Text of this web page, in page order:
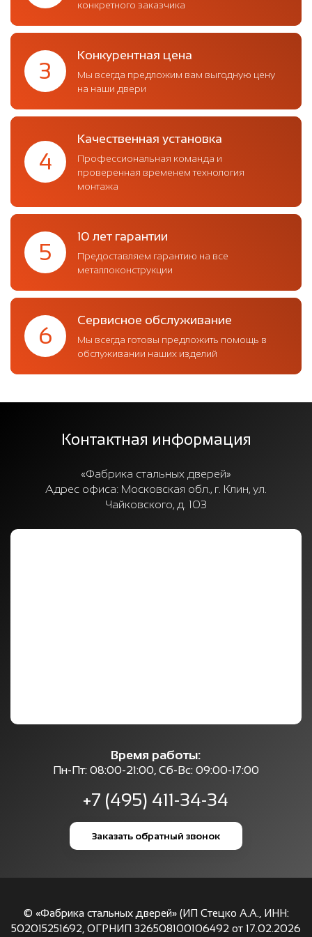
конкретного заказчика
3
Конкурентная цена
Мы всегда предложим вам выгодную цену
на наши двери
4
Качественная установка
Профессиональная команда и
проверенная временем технология
монтажа
5
10 лет гарантии
Предоставляем гарантию на все
металлоконструкции
6
Сервисное обслуживание
Мы всегда готовы предложить помощь в
обслуживании наших изделий
Контактная информация
«Фабрика стальных дверей»
Адрес офиса: Московская обл., г. Клин, ул.
Чайковского, д. 103
Время работы:
Пн-Пт: 08:00-21:00, Сб-Вс: 09:00-17:00
+7 (495) 411-34-34
Заказать обратный звонок
© «Фабрика стальных дверей» (ИП Стецко А.А., ИНН:
502015251692, ОГРНИП 326508100106492 от 17.02.2026